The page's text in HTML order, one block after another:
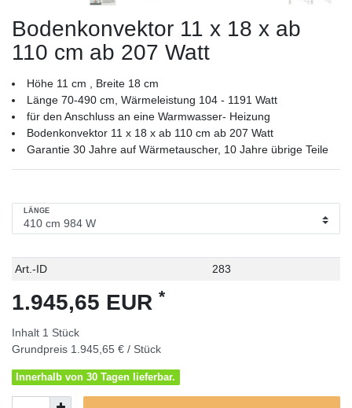
Bodenkonvektor 11 x 18 x ab
110 cm ab 207 Watt
Höhe 11 cm , Breite 18 cm
Länge 70-490 cm, Wärmeleistung 104 - 1191 Watt
für den Anschluss an eine Warmwasser- Heizung
Bodenkonvektor 11 x 18 x ab 110 cm ab 207 Watt
Garantie 30 Jahre auf Wärmetauscher, 10 Jahre übrige Teile
LÄNGE
Technisches
Wert
Art.-ID 283
1.945,65 EUR *
Inhalt 1 Stück
Grundpreis 1.945,65 € / Stück
Innerhalb von 30 Tagen lieferbar.